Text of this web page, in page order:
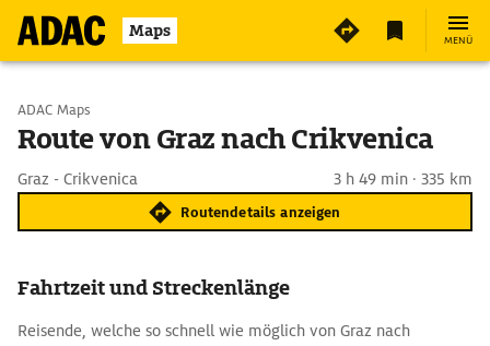
Maps MENÜ
Start wählen
ADAC Maps
Route von Graz nach Crikvenica
Graz - Crikvenica 3 h 49 min · 335 km
Routendetails anzeigen
Fahrtzeit und Streckenlänge
Reisende, welche so schnell wie möglich von Graz nach